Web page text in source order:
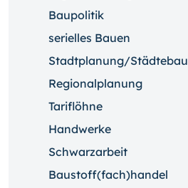
Baupolitik
serielles Bauen
Stadtplanung/Städtebau
Regionalplanung
Tariflöhne
Handwerke
Schwarzarbeit
Baustoff(fach)handel